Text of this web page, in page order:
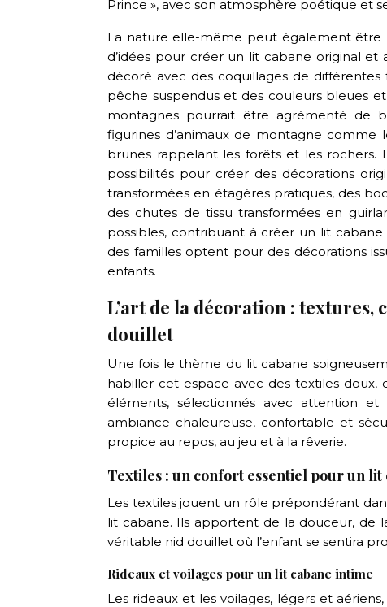
Prince », avec son atmosphère poétique et
La nature elle-même peut également être
d’idées pour créer un lit cabane original
décoré avec des coquillages de
pêche suspendus et des couleurs bleues
montagnes pourrait être agrémenté de
figurines d’animaux de montagne
brunes rappelant les forêts et les rochers.
possibilités pour créer des décorations
transformées en étagères pratiques, des
des chutes de tissu transformées en
possibles, contribuant à créer un lit
des familles optent pour des décorations
enfants.
L’art de la décoration :
douillet
Une fois le thème du lit cabane
habiller cet espace avec des textiles doux,
éléments, sélectionnés avec attention
ambiance chaleureuse, confortable et
propice au repos, au jeu et à la rêverie.
Textiles : un confort essentiel pour un lit
Les textiles jouent un rôle prépondérant
lit cabane. Ils apportent de la douceur, de
véritable nid douillet où l’enfant se sentira
Rideaux et voilages pour un lit cabane intime
Les rideaux et les voilages, légers et